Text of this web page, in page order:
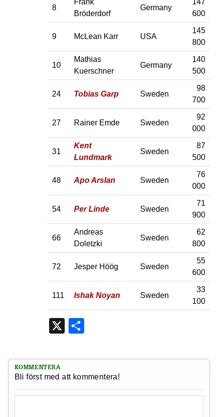
8
Bröderdorf
Germany
600
9 McLean Karr USA
145
800
10
Mathias
Kuerschner
Germany
140
500
24 Tobias Garp Sweden
98
700
27 Rainer Emde Sweden
92
000
31
Kent
Lundmark
Sweden
87
500
48 Apo Arslan Sweden
76
000
54 Per Linde Sweden
71
900
66
Andreas
Doletzki
Sweden
62
800
72 Jesper Höög Sweden
55
600
111 Ishak Noyan Sweden
33
100
X
KOMMENTERA
Bli först med att kommentera!